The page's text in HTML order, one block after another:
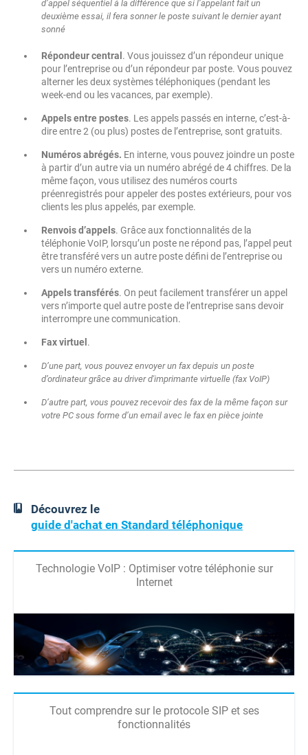
d’appel séquentiel à la différence que si l’appelant fait un
deuxième essai, il fera sonner le poste suivant le dernier ayant
sonné
Répondeur central . Vous jouissez d’un répondeur unique
pour l’entreprise ou d’un répondeur par poste. Vous pouvez
alterner les deux systèmes téléphoniques (pendant les
week-end ou les vacances, par exemple).
Appels entre postes. Les appels passés en interne, c’est-à-
dire entre 2 (ou plus) postes de l’entreprise, sont gratuits.
Numéros abrégés. En interne, vous pouvez joindre un poste
à partir d’un autre via un numéro abrégé de 4 chiffres. De la
même façon, vous utilisez des numéros courts
préenregistrés pour appeler des postes extérieurs, pour vos
clients les plus appelés, par exemple.
Renvois d’appels. Grâce aux fonctionnalités de la
téléphonie VoIP, lorsqu’un poste ne répond pas, l’appel peut
être transféré vers un autre poste défini de l’entreprise ou
vers un numéro externe.
Appels transférés. On peut facilement transférer un appel
vers n’importe quel autre poste de l’entreprise sans devoir
interrompre une communication.
Fax virtuel .
D’une part, vous pouvez envoyer un fax depuis un poste
d’ordinateur grâce au driver d'imprimante virtuelle (fax VoIP)
D’autre part, vous pouvez recevoir des fax de la même façon sur
votre PC sous forme d’un email avec le fax en pièce jointe
Découvrez le
guide d'achat en Standard téléphonique
Technologie VoIP : Optimiser votre téléphonie sur
Internet
Tout comprendre sur le protocole SIP et ses
fonctionnalités